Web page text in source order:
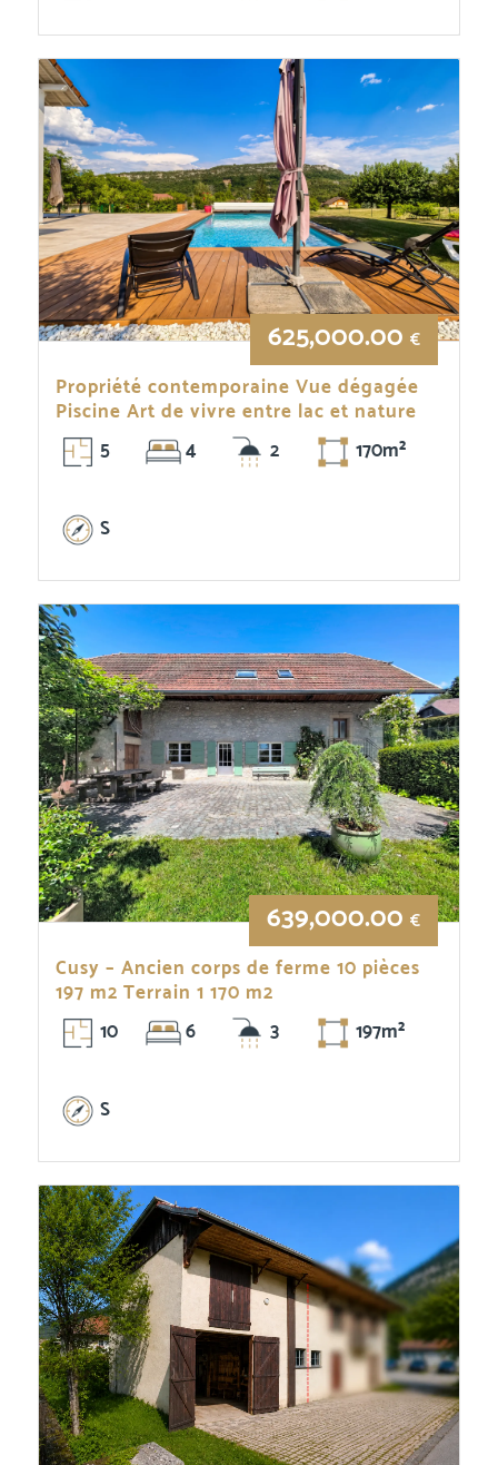
625,000.00€
Propriété contemporaine Vue dégagée
Piscine Art de vivre entre lac et nature
5
4 2 170m²
S
639,000.00€
Cusy – Ancien corps de ferme 10 pièces
197 m2 Terrain 1 170 m2
10
6 3 197m²
S